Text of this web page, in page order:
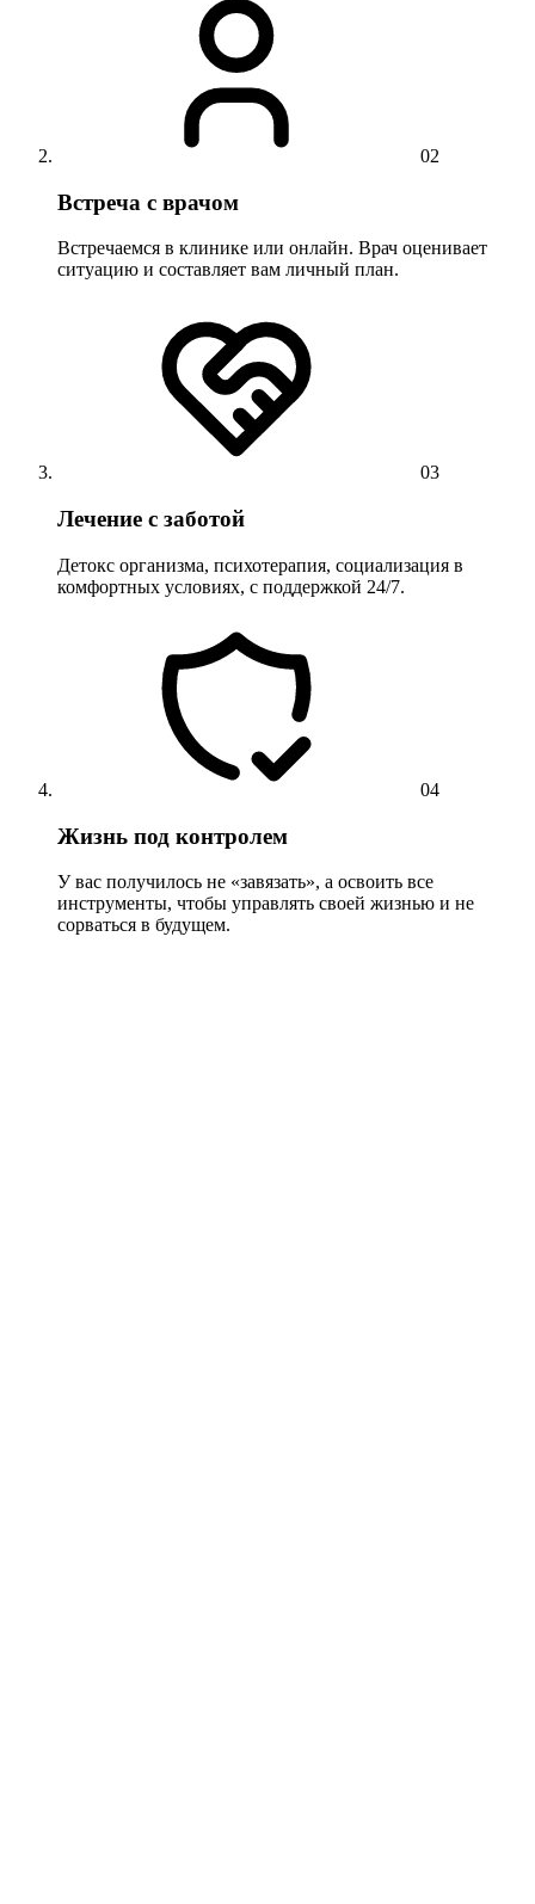
02
Встреча с врачом
Встречаемся в клинике или онлайн. Врач оценивает
ситуацию и составляет вам личный план.
03
Лечение с заботой
Детокс организма, психотерапия, социализация в
комфортных условиях, с поддержкой 24/7.
04
Жизнь под контролем
У вас получилось не «завязать», а освоить все
инструменты, чтобы управлять своей жизнью и не
сорваться в будущем.